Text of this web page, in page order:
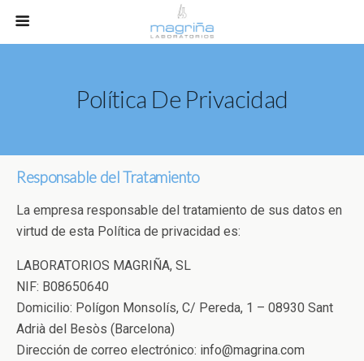
Política De Privacidad
Responsable del Tratamiento
La empresa responsable del tratamiento de sus datos en
virtud de esta Política de privacidad es:
LABORATORIOS MAGRIÑA, SL
NIF: B08650640
Domicilio: Polígon Monsolís, C/ Pereda, 1 – 08930 Sant
Adrià del Besòs (Barcelona)
Dirección de correo electrónico: info@magrina.com